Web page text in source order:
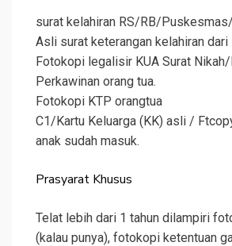
surat kelahiran RS/RB/
Asli surat keterangan kelahiran dari
Fotokopi legalisir KUA Surat
Perkawinan orang tua.
Fotokopi KTP orangtua
C1/Kartu Keluarga (KK) asli /
anak sudah masuk.
Prasyarat Khusus
Telat lebih dari 1 tahun dilampiri
(kalau punya), fotokopi ketentuan